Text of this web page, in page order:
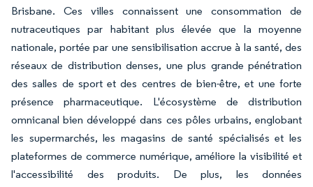
Brisbane. Ces villes connaissent une consommation de
nutraceutiques par habitant plus élevée que la moyenne
nationale, portée par une sensibilisation accrue à la santé, des
réseaux de distribution denses, une plus grande pénétration
des salles de sport et des centres de bien-être, et une forte
présence pharmaceutique. L'écosystème de distribution
omnicanal bien développé dans ces pôles urbains, englobant
les supermarchés, les magasins de santé spécialisés et les
plateformes de commerce numérique, améliore la visibilité et
l'accessibilité des produits. De plus, les données